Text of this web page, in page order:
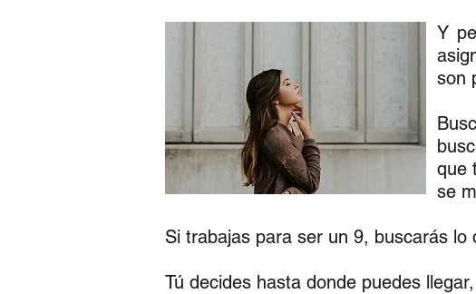
Y
son
que
se
Si trabajas para ser un 9, buscarás lo
Tú decides hasta donde puedes